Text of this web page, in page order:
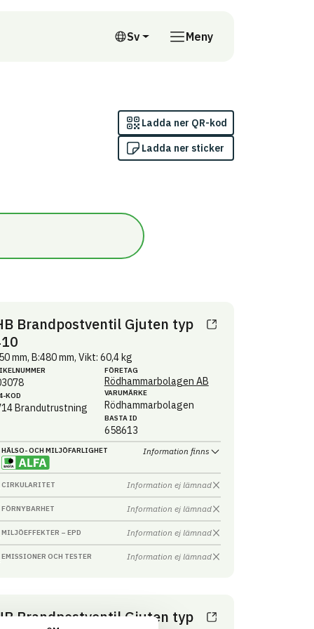
Sv
Svenska
Meny
Ladda ner QR-kod
Ladda ner sticker
Brandpostventil Gjuten typ
mm, B:480 mm, Vikt: 60,4 kg
KOD
Brandutrustning
FÖRETAG
Rödhammarbolagen AB
VARUMÄRKE
Rödhammarbolagen
BASTA ID
658613
HÄLSO- OCH MILJÖ­FARLIGHET Information finns
CIRKULARITET Information ej lämnad
FÖRNYBARHET Information ej lämnad
MILJÖEFFEKTER – EPD Information ej lämnad
EMISSIONER OCH TESTER Information ej lämnad
Brandpostventil Gjuten typ